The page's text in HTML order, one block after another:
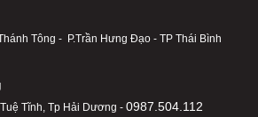
Tông - P.Trần Hưng Đạo - TP Thái Bình
Tĩnh, Tp Hải Dương - 0987.504.112